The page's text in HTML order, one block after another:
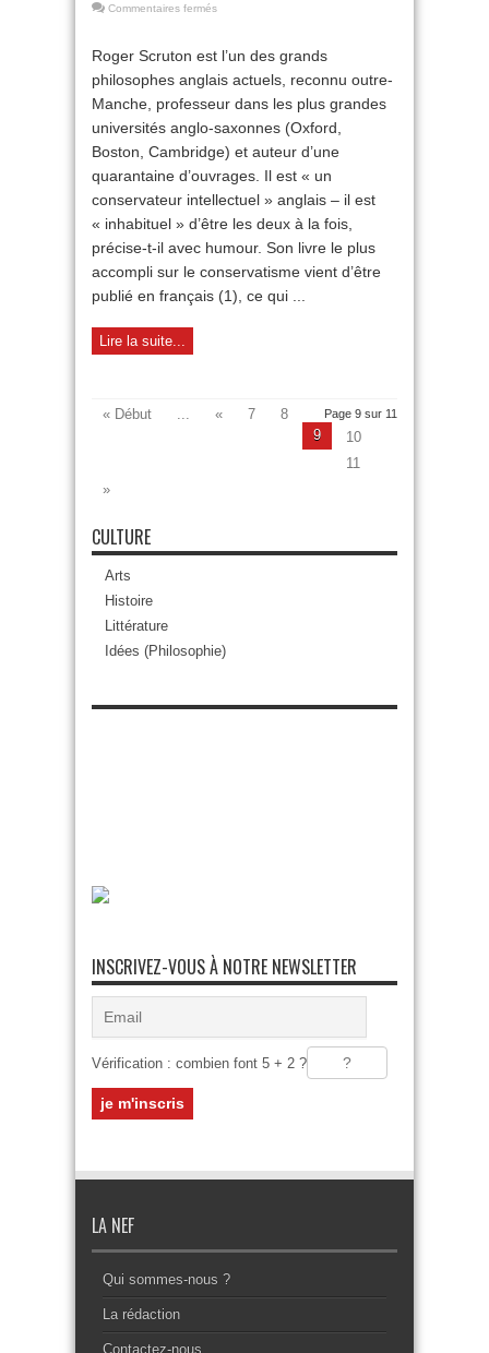
Commentaires ferméssur
Roger Scruton est l’un des grands
philosophes anglais actuels, reconnu outre-
Manche, professeur dans les plus grandes
universités anglo-saxonnes (Oxford,
Boston, Cambridge) et auteur d’une
quarantaine d’ouvrages. Il est « un
conservateur intellectuel » anglais – il est
« inhabituel » d’être les deux à la fois,
précise-t-il avec humour. Son livre le plus
accompli sur le conservatisme vient d’être
publié en français (1), ce qui ...
Lire la suite...
Page 9 sur 11
« Début ... « 7
8
9
10
11
»
CULTURE
Arts
Histoire
Littérature
Idées (Philosophie)
INSCRIVEZ-VOUS À NOTRE NEWSLETTER
Vérification : combien font 5 + 2 ?
LA NEF
Qui sommes-nous ?
La rédaction
Contactez-nous